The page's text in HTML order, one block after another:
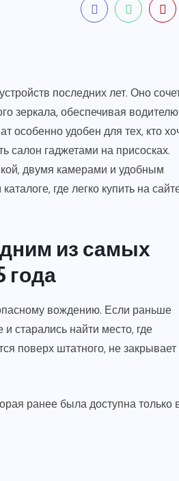
последних лет. Оно
зеркала, обеспечивая водителю
удобен для тех, кто
салон гаджетами на присосках.
двумя камерами и удобным
где легко купить на
из самых
года
вождению. Если раньше
старались найти место, где
поверх штатного, не
ранее была доступна только